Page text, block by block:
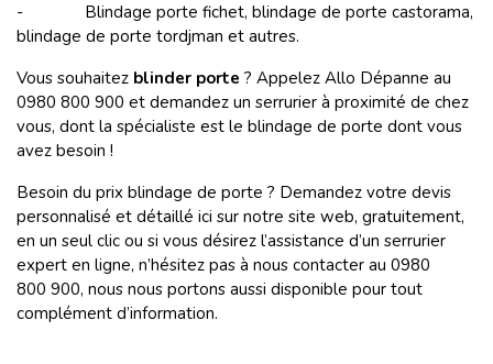
- Blindage porte fichet, blindage de porte castorama,
blindage de porte tordjman et autres.
Vous souhaitez blinder porte ? Appelez Allo Dépanne au
0980 800 900 et demandez un serrurier à proximité de chez
vous, dont la spécialiste est le blindage de porte dont vous
avez besoin !
Besoin du prix blindage de porte ? Demandez votre devis
personnalisé et détaillé ici sur notre site web, gratuitement,
en un seul clic ou si vous désirez l’assistance d’un serrurier
expert en ligne, n’hésitez pas à nous contacter au 0980
800 900, nous nous portons aussi disponible pour tout
complément d’information.